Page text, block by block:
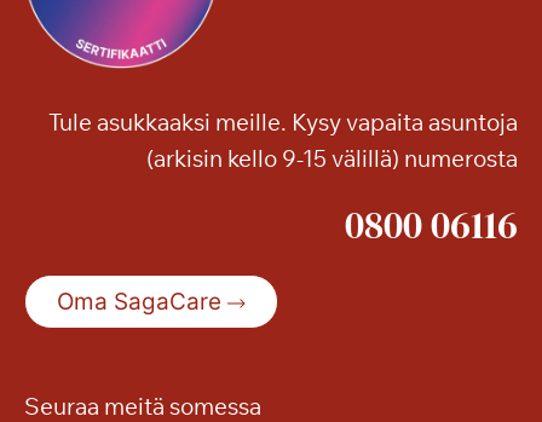
Tule asukkaaksi meille. Kysy vapaita asuntoja
(arkisin kello 9-15 välillä) numerosta
0800 06116
Oma SagaCare
Seuraa meitä somessa